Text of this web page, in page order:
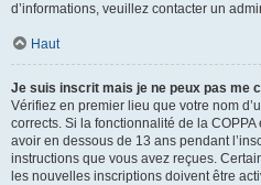
d’informations, veuillez contacter un
Haut
Je suis inscrit mais je ne peux pas me
Vérifiez en premier lieu que votre nom
corrects. Si la fonctionnalité de la
avoir en dessous de 13 ans pendant
instructions que vous avez reçues.
les nouvelles inscriptions doivent être